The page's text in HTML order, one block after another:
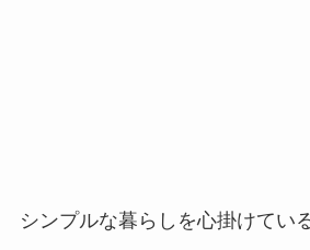
シンプルな暮らしを心掛けてい